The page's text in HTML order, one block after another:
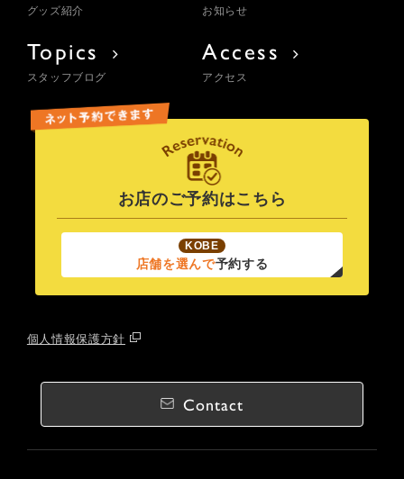
グッズ紹介 お知らせ
Topics
スタッフブログ
Access
アクセス
お店のご予約はこちら
KOBE
店舗を選んで予約する
個人情報保護方針
Contact